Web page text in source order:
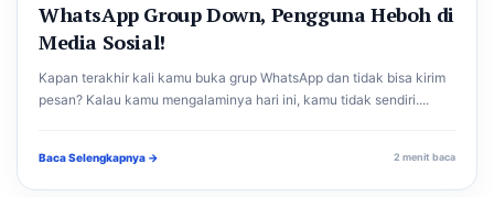
WhatsApp Group Down, Pengguna Heboh di
Media Sosial!
Kapan terakhir kali kamu buka grup WhatsApp dan tidak bisa kirim
pesan? Kalau kamu mengalaminya hari ini, kamu tidak sendiri....
Baca Selengkapnya → 2 menit baca